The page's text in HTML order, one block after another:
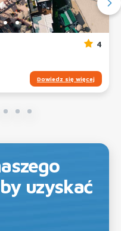
4
Dowiedz się więcej
uzyskać